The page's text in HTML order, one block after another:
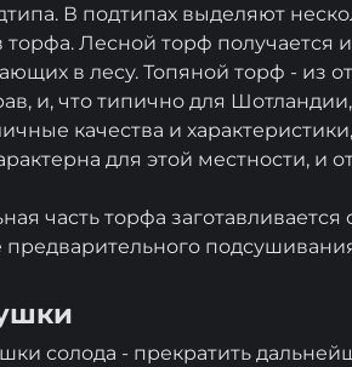
В подтипах выделяют
торфа. Лесной торф получается
в лесу. Топяной торф - из
и, что типично для
качества и
для этой местности, и
часть торфа
предварительного
солода - прекратить